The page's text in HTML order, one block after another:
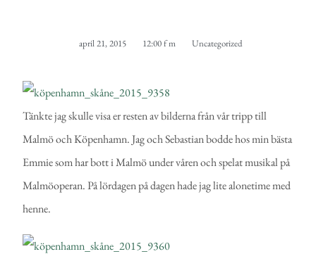
april 21, 2015 12:00 f m Uncategorized
Tänkte jag skulle visa er resten av bilderna från vår tripp till
Malmö och Köpenhamn. Jag och Sebastian bodde hos min bästa
Emmie som har bott i Malmö under våren och spelat musikal på
Malmöoperan. På lördagen på dagen hade jag lite alonetime med
henne.